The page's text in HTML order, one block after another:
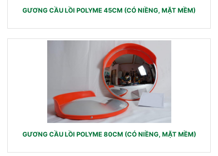
GƯƠNG CẦU LỒI POLYME 45CM (CÓ NIỀNG, MẶT MỀM)
GƯƠNG CẦU LỒI POLYME 80CM (CÓ NIỀNG, MẶT MỀM)